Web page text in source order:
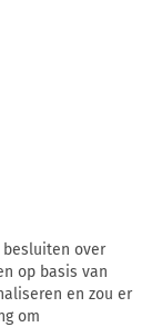
besluiten over
op basis van
en zou er
om